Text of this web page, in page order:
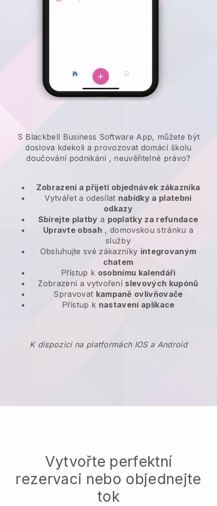
S Blackbell Business Software App, můžete být
doslova kdekoli a provozovat domácí školu
doučování podnikání, neuvěřitelné právo?
Zobrazení a přijetí objednávek zákazníka
Vytvářet a odesílat nabídky a platební
odkazy
Sbírejte platby a poplatky za refundace
Upravte obsah , domovskou stránku a
služby
Obsluhujte své zákazníky integrovaným
chatem
Přístup k osobnímu kalendáři
Zobrazení a vytvoření slevových kupónů
Spravovat kampaně ovlivňovače
Přístup k nastavení aplikace
K dispozici na platformách IOS a Android
Vytvořte perfektní
rezervaci nebo objednejte
tok